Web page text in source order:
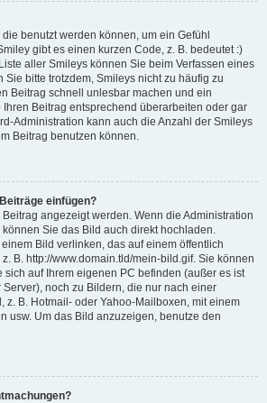
benutzt werden können, um ein Gefühl
gibt es einen kurzen Code, z. B. bedeutet :)
aller Smileys können Sie beim Verfassen eines
Sie bitte trotzdem, Smileys nicht zu häufig zu
Beitrag schnell unlesbar machen und ein
Ihren Beitrag entsprechend überarbeiten oder gar
Administration kann auch die Anzahl der Smileys
Beitrag benutzen können.
einfügen?
angezeigt werden. Wenn die Administration
Sie das Bild auch direkt hochladen.
Bild verlinken, das auf einem öffentlich
B. http://www.domain.tld/mein-bild.gif. Sie können
auf Ihrem eigenen PC befinden (außer es ist
noch zu Bildern, die nur nach einer
z. B. Hotmail- oder Yahoo-Mailboxen, mit einem
usw. Um das Bild anzuzeigen, benutze den